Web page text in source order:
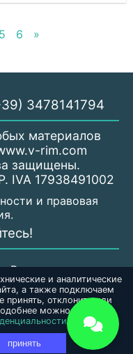
и аналитические
а также подключаем
принять, отклонить или
можно узнать на
принять
5 6 »
3478141794
материалов
rim.com
защищены.
IVA 17938491002
и правовая
Риму